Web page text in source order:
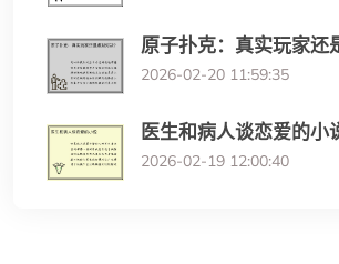
原子扑克：真实玩家还
2026-02-20 11:59:35
医生和病人谈恋爱的小
2026-02-19 12:00:40